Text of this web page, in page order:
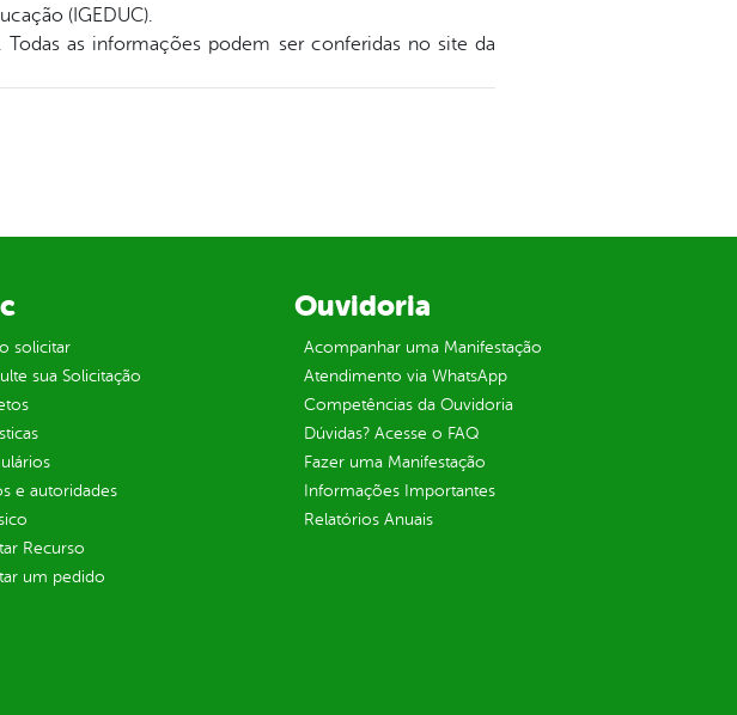
(IGEDUC).
as informações podem ser conferidas no site da
solicitar
sua Solicitação
e autoridades
Recurso
um pedido
Ouvidoria
Acompanhar uma Manifestação
Atendimento via WhatsApp
Competências da Ouvidoria
Dúvidas? Acesse o FAQ
Fazer uma Manifestação
Informações Importantes
Relatórios Anuais